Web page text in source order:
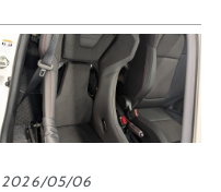
2026/05/06